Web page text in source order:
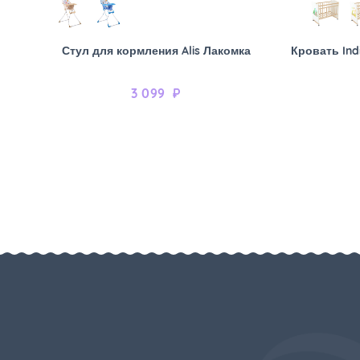
Стул для кормления Alis Лакомка
3 099 ₽
Кровать